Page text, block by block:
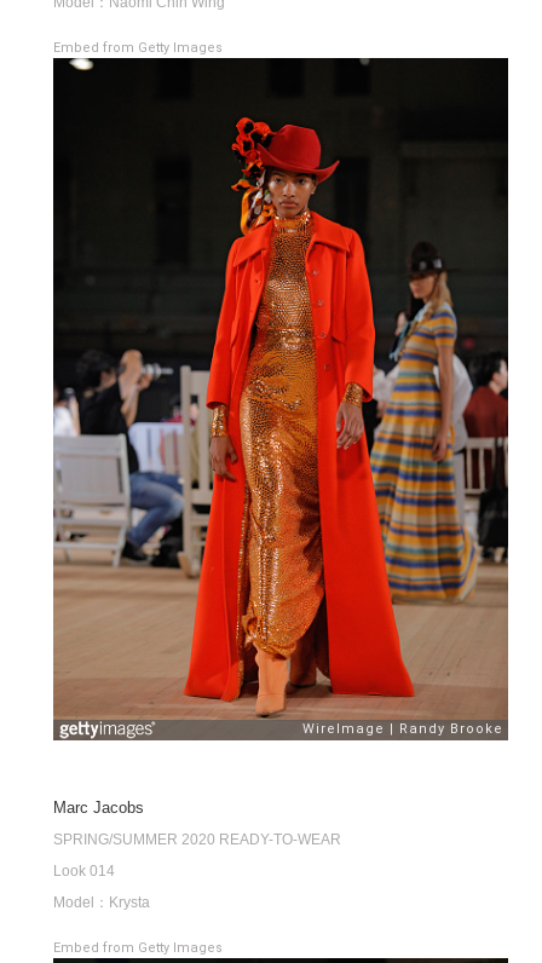
Embed from Getty Images
Marc Jacobs
SPRING/SUMMER 2020 READY-TO-WEAR
Look 014
Model：Krysta
Embed from Getty Images